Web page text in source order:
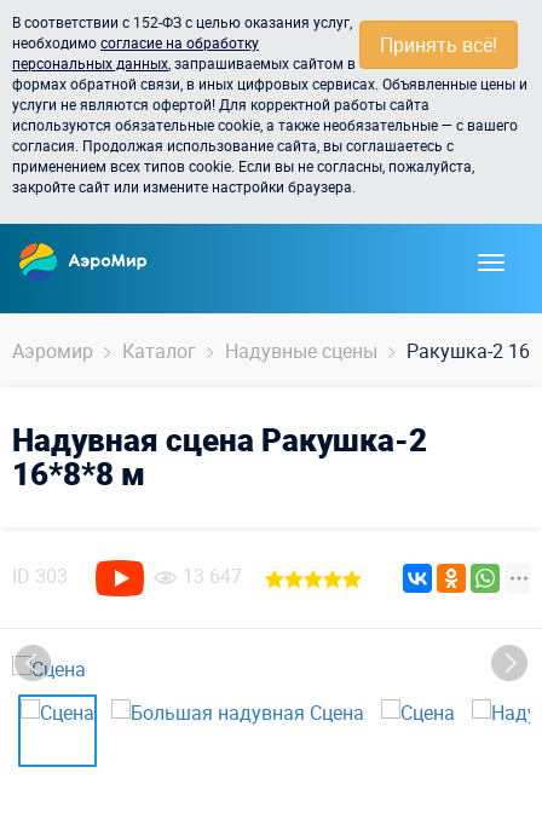
Принять всё!
В соответствии с 152-ФЗ с целью оказания услуг,
необходимосогласие на обработку
персональных данных , запрашиваемых сайтом в
формах обратной связи, в иных цифровых сервисах. Объявленные цены и
услуги не являются офертой! Для корректной работы сайта
используются обязательные cookie, а также необязательные — с вашего
согласия. Продолжая использование сайта, вы соглашаетесь с
применением всех типов cookie. Если вы не согласны, пожалуйста,
закройте сайт или измените настройки браузера.
Аэромир Каталог Надувные сцены Ракушка-2
Надувная сцена Ракушка-2
16*8*8 м
ID 303 13 647